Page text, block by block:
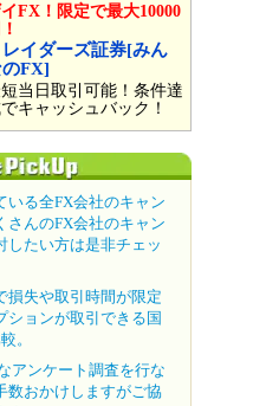
FX！限定で最大10000
レイダーズ証券[みん
FX]
当日取引可能！条件達
キャッシュバック！
いる全FX会社のキャン
さんのFX会社のキャン
したい方は是非チェッ
損失や取引時間が限定
ションが取引できる国
。
アンケート調査を行な
数おかけしますがご協